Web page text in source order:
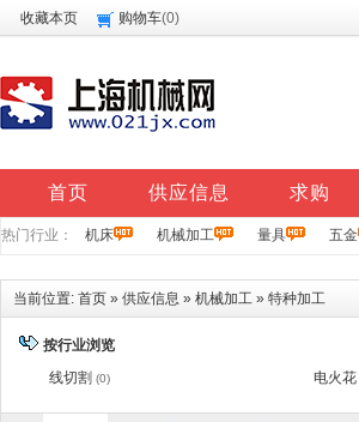
收藏本页 购物车(0)
首页 供应信息 求购
热门行业： 机床 机械加工 量具 五金
当前位置: 首页 » 供应信息 » 机械加工 » 特种加工
按行业浏览
线切割 (0) 电火花